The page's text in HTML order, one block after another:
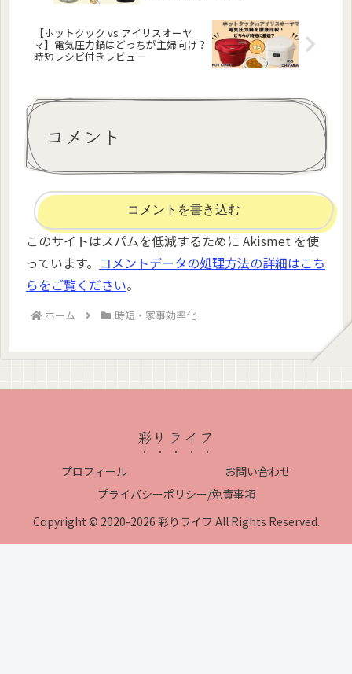
【ホットクック vs アイリスオーヤ
マ】電気圧力鍋はどっちが主婦向け？
時短レシピ付きレビュー
コメント
コメントを書き込む
このサイトはスパムを低減するために Akismet を使
っています。 コメントデータの処理方法の詳細はこち
らをご覧ください。
ホーム 時短・家事効率化
彩りライフ
プロフィール
お問い合わせ
プライバシーポリシー/免責事項
Copyright © 2020-2026 彩りライフ All Rights Reserved.